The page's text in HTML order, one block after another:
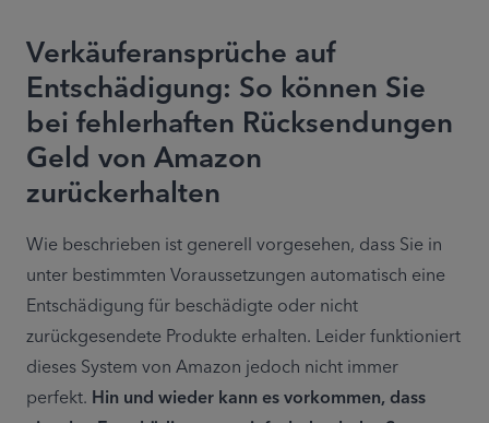
Verkäuferansprüche auf
Entschädigung: So können Sie
bei fehlerhaften Rücksendungen
Geld von Amazon
zurückerhalten
Wie beschrieben ist generell vorgesehen, dass Sie in
unter bestimmten Voraussetzungen automatisch eine
Entschädigung für beschädigte oder nicht
zurückgesendete Produkte erhalten. Leider funktioniert
dieses System von Amazon jedoch nicht immer
perfekt. Hin und wieder kann es vorkommen, dass